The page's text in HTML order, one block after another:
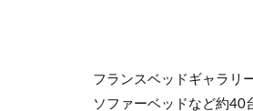
フランスベッドギャラリ
ソファーベッドなど約40